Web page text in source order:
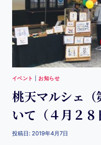
イベント お知らせ
桃天マルシェ
いて（４月２８
投稿日: 2019年4月7日